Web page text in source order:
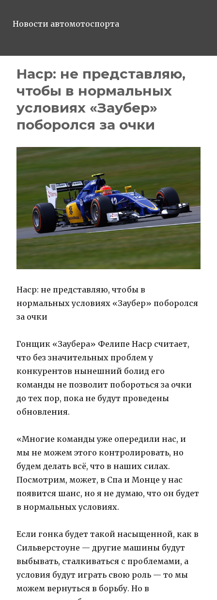
Новости автомотоспорта
Наср: не представляю,
чтобы в нормальных
условиях «Заубер»
поборолся за очки
Наср: не представляю, чтобы в
нормальных условиях «Заубер» поборолся
за очки
Гонщик «Заубера» Фелипе Наср считает,
что без значительных проблем у
конкурентов нынешний болид его
команды не позволит побороться за очки
до тех пор, пока не будут проведены
обновления.
«Многие команды уже опередили нас, и
мы не можем этого контролировать, но
будем делать всё, что в наших силах.
Посмотрим, может, в Спа и Монце у нас
появится шанс, но я не думаю, что он будет
в нормальных условиях.
Если гонка будет такой насыщенной, как в
Сильверстоуне — другие машины будут
выбывать, сталкиваться с проблемами, а
условия будут играть свою роль — то мы
можем вернуться в борьбу. Но в